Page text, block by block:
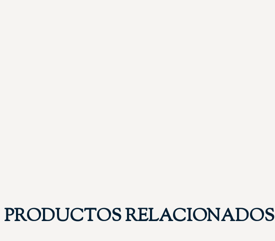
PRODUCTOS RELACIONADOS